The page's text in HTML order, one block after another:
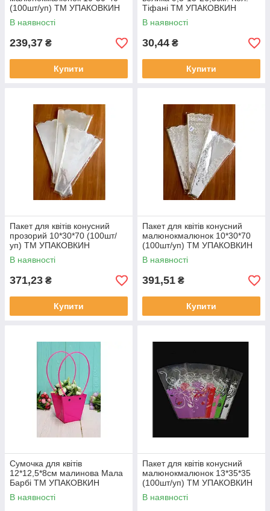
(100шт/уп) ТМ УПАКОВКИН
В наявності
239,37 ₴
Купити
Тіфані ТМ УПАКОВКИН
В наявності
30,44 ₴
Купити
Пакет для квітів конусний
прозорий 10*30*70 (100шт/
уп) ТМ УПАКОВКИН
В наявності
371,23 ₴
Купити
Пакет для квітів конусний
малюнокмалюнок 10*30*70
(100шт/уп) ТМ УПАКОВКИН
В наявності
391,51 ₴
Купити
Сумочка для квітів
12*12,5*8см малинова Мала
Барбі ТМ УПАКОВКИН
В наявності
Пакет для квітів конусний
малюнокмалюнок 13*35*35
(100шт/уп) ТМ УПАКОВКИН
В наявності